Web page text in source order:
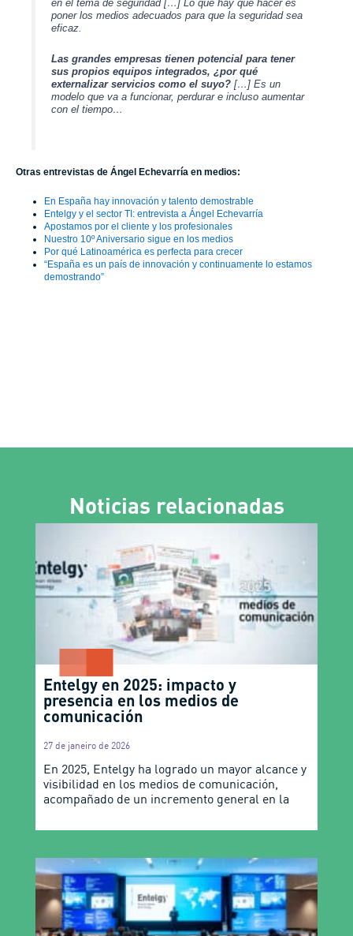
en el tema de seguridad […] Lo que hay que hacer es
poner los medios adecuados para que la seguridad sea
eficaz.
Las grandes empresas tienen potencial para tener
sus propios equipos integrados, ¿por qué
externalizar servicios como el suyo?[…] Es un
modelo que va a funcionar, perdurar e incluso aumentar
con el tiempo…
Otras entrevistas de Ángel Echevarría en medios:
En España hay innovación y talento demostrable
Entelgy y el sector TI: entrevista a Ángel Echevarría
Apostamos por el cliente y los profesionales
Nuestro 10º Aniversario sigue en los medios
Por qué Latinoamérica es perfecta para crecer
“España es un país de innovación y continuamente lo estamos
demostrando”
Noticias relacionadas
Entelgy en 2025: impacto y
presencia en los medios de
comunicación
27 de janeiro de 2026
En 2025, Entelgy ha logrado un mayor alcance y
visibilidad en los medios de comunicación,
acompañado de un incremento general en la